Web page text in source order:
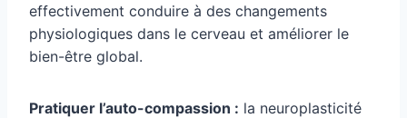
effectivement conduire à des changements
physiologiques dans le cerveau et améliorer le
bien-être global.
Pratiquer l’auto-compassion : la neuroplasticité